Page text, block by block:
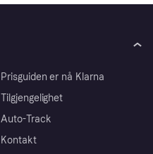
Prisguiden er nå Klarna
Tilgjengelighet
Auto-Track
Kontakt